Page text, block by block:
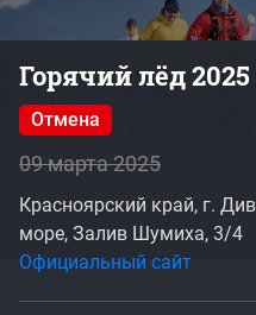
Горячий лёд 2025
Отмена
09 марта 2025
Красноярский край, г.
море, Залив Шумиха, 3/4
Официальный сайт